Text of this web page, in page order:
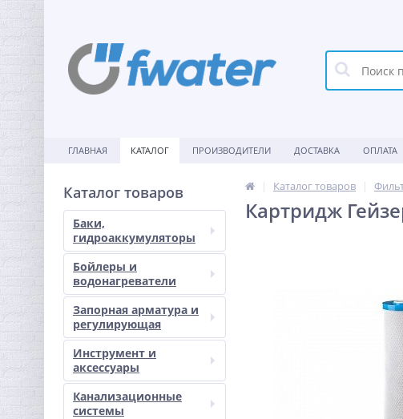
ГЛАВНАЯ КАТАЛОГ ПРОИЗВОДИТЕЛИ ДОСТАВКА ОПЛАТА
Каталог товаров
Баки,
гидроаккумуляторы
Бойлеры и
водонагреватели
Запорная арматура и
регулирующая
Инструмент и
аксессуары
Канализационные
системы
Каталог товаров
Картридж